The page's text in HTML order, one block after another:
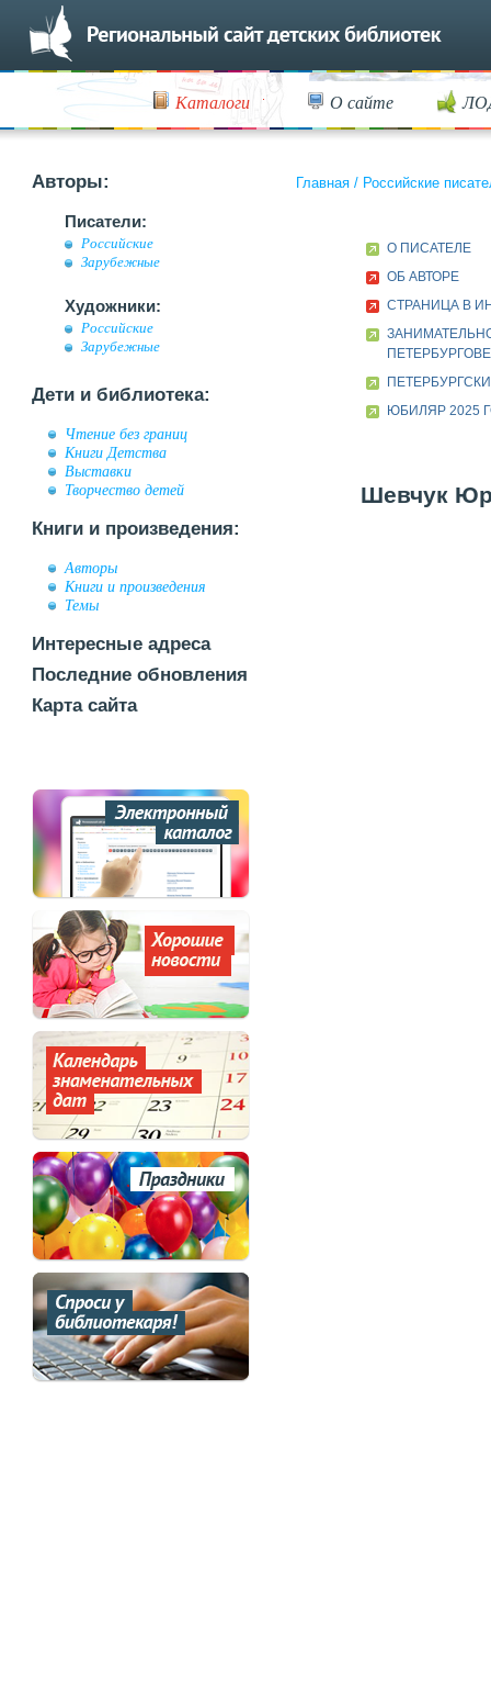
Каталоги О сайте
Авторы:
Писатели:
Российские
Зарубежные
Художники:
Российские
Зарубежные
Дети и библиотека:
Чтение без границ
Книги Детства
Выставки
Творчество детей
Книги и произведения:
Авторы
Книги и произведения
Темы
Интересные адреса
Последние обновления
Карта сайта
Главная / Российские
О ПИСАТЕЛЕ
ОБ АВТОРЕ
СТРАНИЦА В
ЮБИЛЯР 2025
Шевчук